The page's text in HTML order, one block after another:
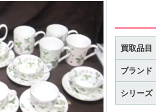
買取品目
ブランド
シリーズ